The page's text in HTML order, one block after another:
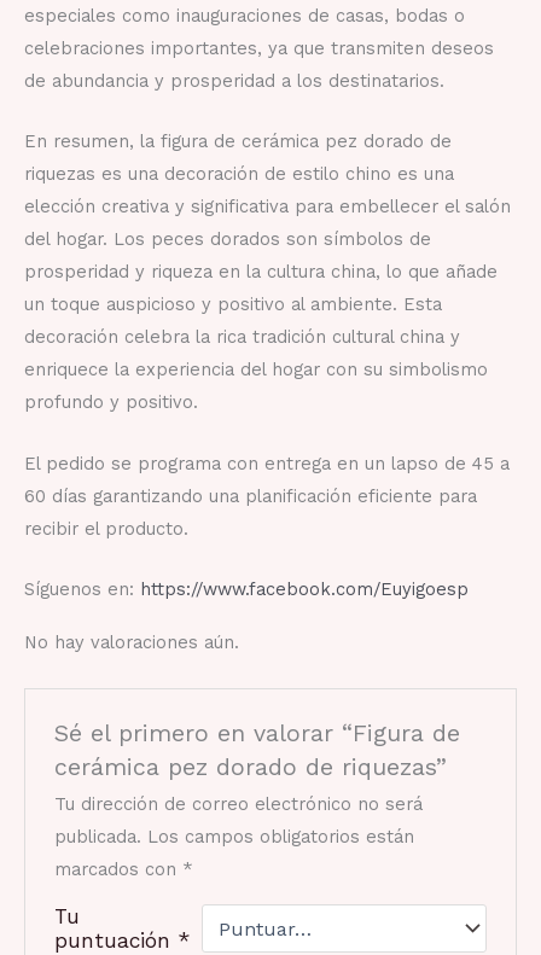
especiales como inauguraciones de casas, bodas o
celebraciones importantes, ya que transmiten deseos
de abundancia y prosperidad a los destinatarios.
En resumen, la figura de cerámica pez dorado de
riquezas es una decoración de estilo chino es una
elección creativa y significativa para embellecer el salón
del hogar. Los peces dorados son símbolos de
prosperidad y riqueza en la cultura china, lo que añade
un toque auspicioso y positivo al ambiente. Esta
decoración celebra la rica tradición cultural china y
enriquece la experiencia del hogar con su simbolismo
profundo y positivo.
El pedido se programa con entrega en un lapso de 45 a
60 días garantizando una planificación eficiente para
recibir el producto.
Síguenos en: https://www.facebook.com/Euyigoesp
No hay valoraciones aún.
Sé el primero en valorar “Figura de
cerámica pez dorado de riquezas”
Tu dirección de correo electrónico no será
publicada. Los campos obligatorios están
marcados con *
Tu
puntuación *